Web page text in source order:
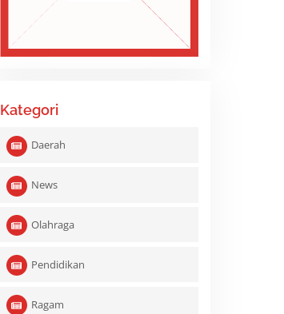
Kategori
Daerah
News
Olahraga
Pendidikan
Ragam